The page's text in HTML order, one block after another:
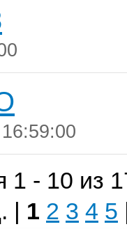
1 - 10 из
| 1 2 3 4 5